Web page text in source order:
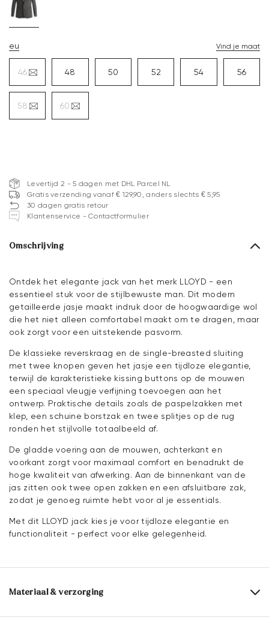
eu Vind je maat
46 48 50 52 54 56
58 60
Levertijd 2 - 5 dagen met DHL Parcel NL
Gratis verzending vanaf € 129,90, anders slechts € 5,95
30 dagen gratis retour
Klantenservice - Contactformulier
Omschrijving
Ontdek het elegante jack van het merk LLOYD - een
essentieel stuk voor de stijlbewuste man. Dit modern
getailleerde jasje maakt indruk door de hoogwaardige wol
die het niet alleen comfortabel maakt om te dragen, maar
ook zorgt voor een uitstekende pasvorm.
De klassieke reverskraag en de single-breasted sluiting
met twee knopen geven het jasje een tijdloze elegantie,
terwijl de karakteristieke kissing buttons op de mouwen
een speciaal vleugje verfijning toevoegen aan het
ontwerp. Praktische details zoals de paspelzakken met
klep, een schuine borstzak en twee splitjes op de rug
ronden het stijlvolle totaalbeeld af.
De gladde voering aan de mouwen, achterkant en
voorkant zorgt voor maximaal comfort en benadrukt de
hoge kwaliteit van afwerking. Aan de binnenkant van de
jas zitten ook twee open zakken en een afsluitbare zak,
zodat je genoeg ruimte hebt voor al je essentials.
Met dit LLOYD jack kies je voor tijdloze elegantie en
functionaliteit - perfect voor elke gelegenheid.
Materiaal & verzorging
Bovenwerk: Textiel